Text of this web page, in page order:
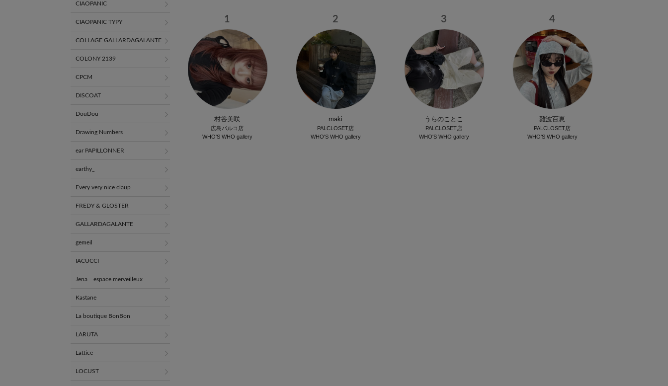
1
村谷美咲
広島パルコ店
WHO'S WHO gallery
2
maki
PALCLOSET店
WHO'S WHO gallery
3
うらのことこ
PALCLOSET店
WHO'S WHO gallery
4
難波百恵
PALCLOSET店
WHO'S WHO gallery
CIAOPANIC
CIAOPANIC TYPY
COLLAGE GALLARDAGALANTE
COLONY 2139
CPCM
DISCOAT
DouDou
Drawing Numbers
ear PAPILLONNER
earthy_
Every very nice claup
FREDY & GLOSTER
GALLARDAGALANTE
gemeil
IACUCCI
Jena espace merveilleux
Kastane
La boutique BonBon
LARUTA
Lattice
LOCUST